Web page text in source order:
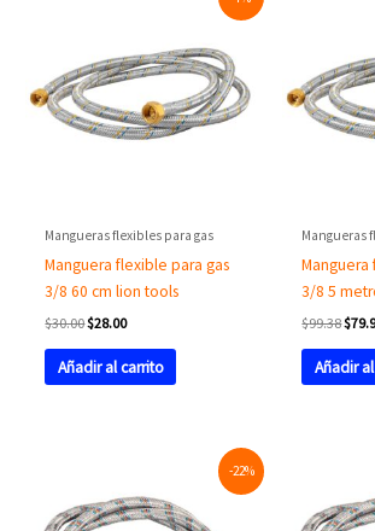
Mangueras flexibles para gas
Manguera flexible para gas
3/8 60 cm lion tools
$30.00$28.00
$28.00.
Añadir al carrito
Mangueras
3/8 5
$99.38$
Añadir
-22%
was:
$55.00.
is:
$43.00.
was: